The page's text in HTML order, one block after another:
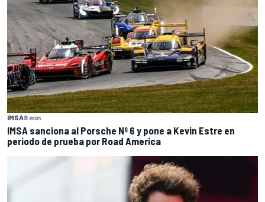
IMSA8 min
IMSA sanciona al Porsche Nº 6 y pone a Kevin Estre en
periodo de prueba por Road America